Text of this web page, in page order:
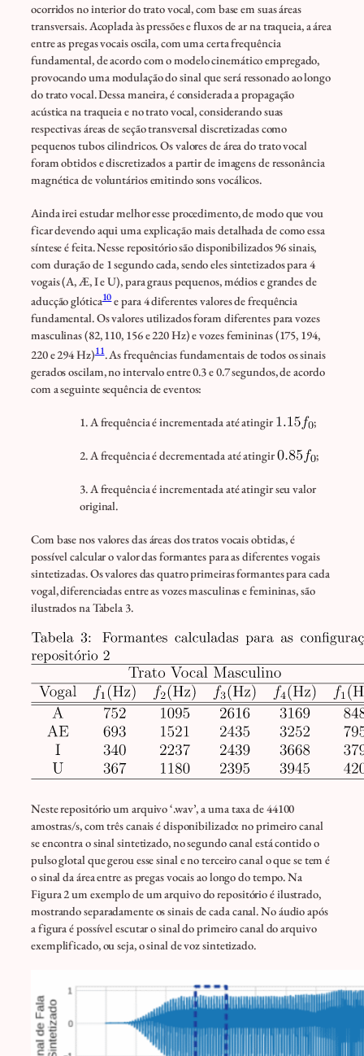
ocorridos no interior do trato vocal, com base em suas áreas
transversais. Acoplada às pressões e fluxos de ar na traqueia, a área
entre as pregas vocais oscila, com uma certa frequência
fundamental, de acordo com o modelo cinemático empregado,
provocando uma modulação do sinal que será ressonado ao longo
do trato vocal. Dessa maneira, é considerada a propagação
acústica na traqueia e no trato vocal, considerando suas
respectivas áreas de seção transversal discretizadas como
pequenos tubos cilindricos. Os valores de área do trato vocal
foram obtidos e discretizados a partir de imagens de ressonância
magnética de voluntários emitindo sons vocálicos.
Ainda irei estudar melhor esse procedimento, de modo que vou
ficar devendo aqui uma explicação mais detalhada de como essa
síntese é feita. Nesse repositório são disponibilizados 96 sinais,
com duração de 1 segundo cada, sendo eles sintetizados para 4
vogais (A, Æ, I e U), para graus pequenos, médios e grandes de
aducção glótica10e para 4 diferentes valores de frequência
fundamental. Os valores utilizados foram diferentes para vozes
masculinas (82, 110, 156 e 220 Hz) e vozes femininas (175, 194,
220 e 294 Hz)11. As frequências fundamentais de todos os sinais
gerados oscilam, no intervalo entre 0.3 e 0.7 segundos, de acordo
com a seguinte sequência de eventos:
1. A frequência é incrementada até atingir ;
2. A frequência é decrementada até atingir ;
3. A frequência é incrementada até atingir seu valor
original.
Com base nos valores das áreas dos tratos vocais obtidas, é
possível calcular o valor das formantes para as diferentes vogais
sintetizadas. Os valores das quatro primeiras formantes para cada
vogal, diferenciadas entre as vozes masculinas e femininas, são
ilustrados na Tabela 3.
Neste repositório um arquivo ‘.wav’, a uma taxa de 44100
amostras/s, com três canais é disponibilizado: no primeiro canal
se encontra o sinal sintetizado, no segundo canal está contido o
pulso glotal que gerou esse sinal e no terceiro canal o que se tem é
o sinal da área entre as pregas vocais ao longo do tempo. Na
Figura 2 um exemplo de um arquivo do repositório é ilustrado,
mostrando separadamente os sinais de cada canal. No áudio após
a figura é possível escutar o sinal do primeiro canal do arquivo
exemplificado, ou seja, o sinal de voz sintetizado.